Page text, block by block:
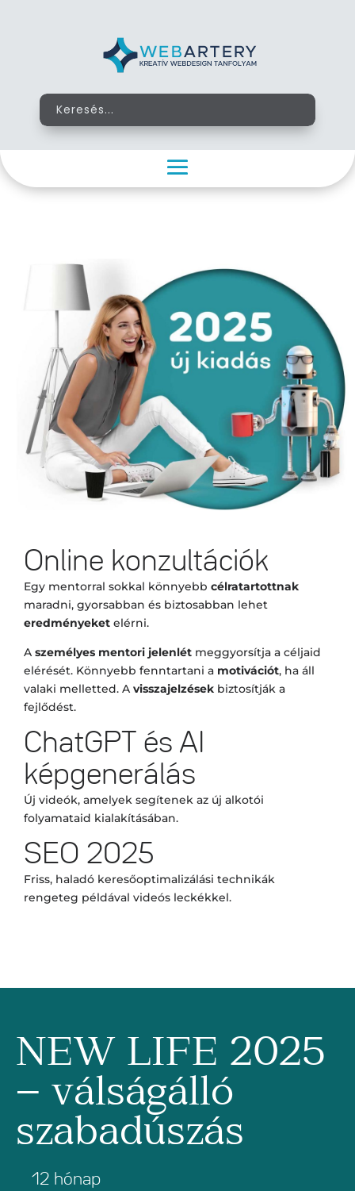
Online konzultációk
Egy mentorral sokkal könnyebb célratartottnak
maradni, gyorsabban és biztosabban lehet
eredményeket elérni.
A személyes mentori jelenlét meggyorsítja a céljaid
elérését. Könnyebb fenntartani a motivációt, ha áll
valaki melletted. A visszajelzések biztosítják a
fejlődést.
ChatGPT és AI
képgenerálás
Új videók, amelyek segítenek az új alkotói
folyamataid kialakításában.
SEO 2025
Friss, haladó keresőoptimalizálási technikák
rengeteg példával videós leckékkel.
NEW LIFE 2025
– válságálló
szabadúszás
12 hónap